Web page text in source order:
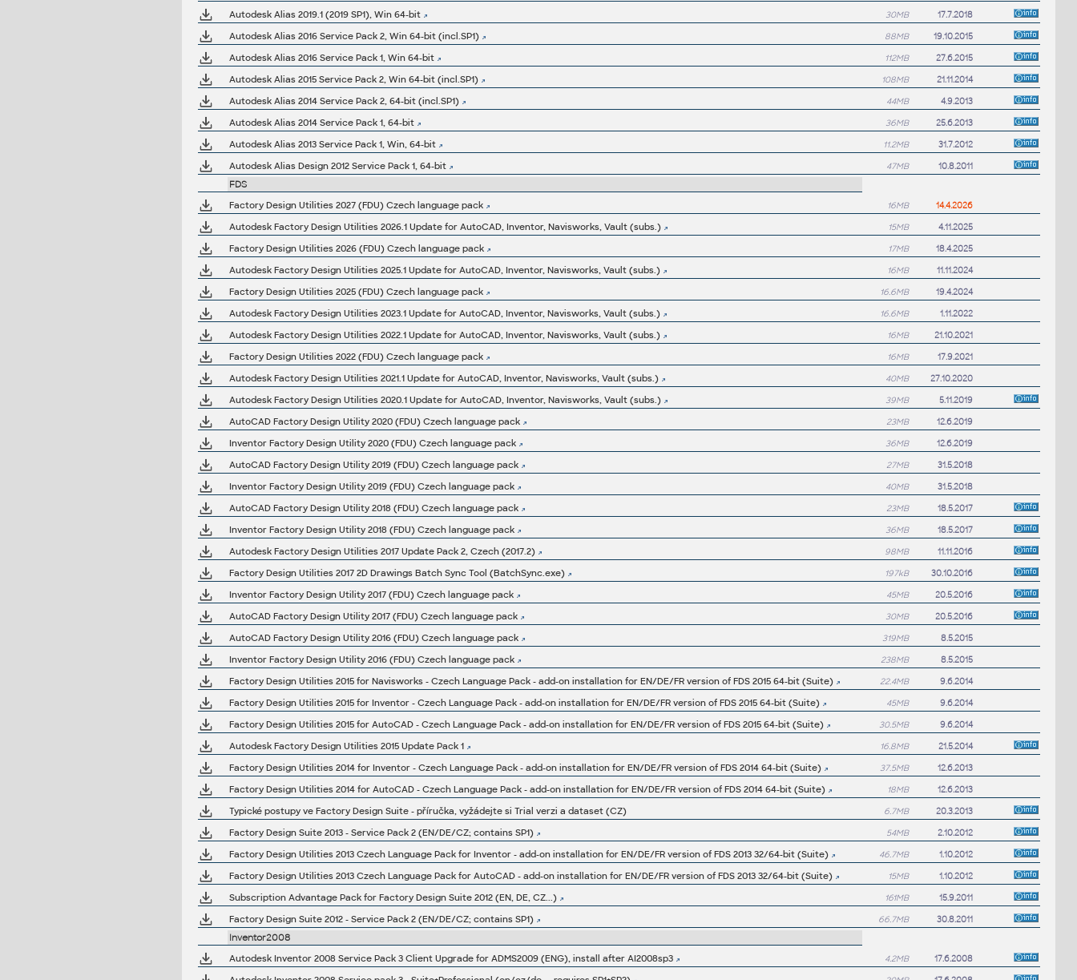
Autodesk Alias 2019.1 (2019 SP1), Win 64-bit 30MB 17.7.2018
Autodesk Alias 2016 Service Pack 2, Win 64-bit (incl.SP1) 88MB 19.10.2015
Autodesk Alias 2016 Service Pack 1, Win 64-bit 112MB 27.6.2015
Autodesk Alias 2015 Service Pack 2, Win 64-bit (incl.SP1) 108MB 21.11.2014
Autodesk Alias 2014 Service Pack 2, 64-bit (incl.SP1) 44MB 4.9.2013
Autodesk Alias 2014 Service Pack 1, 64-bit 36MB 25.6.2013
Autodesk Alias 2013 Service Pack 1, Win, 64-bit 11.2MB 31.7.2012
Autodesk Alias Design 2012 Service Pack 1, 64-bit 47MB 10.8.2011
FDS
Factory Design Utilities 2027 (FDU) Czech language pack
16MB 14.4.2026
Autodesk Factory Design Utilities 2026.1 Update for AutoCAD, Inventor, Navisworks, Vault (subs.) 15MB 4.11.2025
Factory Design Utilities 2026 (FDU) Czech language pack 17MB 18.4.2025
Autodesk Factory Design Utilities 2025.1 Update for AutoCAD, Inventor, Navisworks, Vault (subs.) 16MB 11.11.2024
Factory Design Utilities 2025 (FDU) Czech language pack 16.6MB 19.4.2024
Autodesk Factory Design Utilities 2023.1 Update for AutoCAD, Inventor, Navisworks, Vault (subs.) 16.6MB 1.11.2022
Autodesk Factory Design Utilities 2022.1 Update for AutoCAD, Inventor, Navisworks, Vault (subs.) 16MB 21.10.2021
Factory Design Utilities 2022 (FDU) Czech language pack 16MB 17.9.2021
Autodesk Factory Design Utilities 2021.1 Update for AutoCAD, Inventor, Navisworks, Vault (subs.) 40MB 27.10.2020
Autodesk Factory Design Utilities 2020.1 Update for AutoCAD, Inventor, Navisworks, Vault (subs.) 39MB 5.11.2019
AutoCAD Factory Design Utility 2020 (FDU) Czech language pack 23MB 12.6.2019
Inventor Factory Design Utility 2020 (FDU) Czech language pack 36MB 12.6.2019
AutoCAD Factory Design Utility 2019 (FDU) Czech language pack 27MB 31.5.2018
Inventor Factory Design Utility 2019 (FDU) Czech language pack 40MB 31.5.2018
AutoCAD Factory Design Utility 2018 (FDU) Czech language pack 23MB 18.5.2017
Inventor Factory Design Utility 2018 (FDU) Czech language pack 36MB 18.5.2017
Autodesk Factory Design Utilities 2017 Update Pack 2, Czech (2017.2) 98MB 11.11.2016
Factory Design Utilities 2017 2D Drawings Batch Sync Tool (BatchSync.exe) 197kB 30.10.2016
Inventor Factory Design Utility 2017 (FDU) Czech language pack 45MB 20.5.2016
AutoCAD Factory Design Utility 2017 (FDU) Czech language pack 30MB 20.5.2016
AutoCAD Factory Design Utility 2016 (FDU) Czech language pack 319MB 8.5.2015
Inventor Factory Design Utility 2016 (FDU) Czech language pack 238MB 8.5.2015
Factory Design Utilities 2015 for Navisworks - Czech Language Pack - add-on installation for EN/DE/FR version of FDS 2015 64-bit (Suite) 22.4MB 9.6.2014
Factory Design Utilities 2015 for Inventor - Czech Language Pack - add-on installation for EN/DE/FR version of FDS 2015 64-bit (Suite) 45MB 9.6.2014
Factory Design Utilities 2015 for AutoCAD - Czech Language Pack - add-on installation for EN/DE/FR version of FDS 2015 64-bit (Suite) 30.5MB 9.6.2014
Autodesk Factory Design Utilities 2015 Update Pack 1 16.8MB 21.5.2014
Factory Design Utilities 2014 for Inventor - Czech Language Pack - add-on installation for EN/DE/FR version of FDS 2014 64-bit (Suite) 37.5MB 12.6.2013
Factory Design Utilities 2014 for AutoCAD - Czech Language Pack - add-on installation for EN/DE/FR version of FDS 2014 64-bit (Suite) 18MB 12.6.2013
Typické postupy ve Factory Design Suite - příručka, vyžádejte si Trial verzi a dataset (CZ) 6.7MB 20.3.2013
Factory Design Suite 2013 - Service Pack 2 (EN/DE/CZ; contains SP1) 54MB 2.10.2012
Factory Design Utilities 2013 Czech Language Pack for Inventor - add-on installation for EN/DE/FR version of FDS 2013 32/64-bit (Suite) 46.7MB 1.10.2012
Factory Design Utilities 2013 Czech Language Pack for AutoCAD - add-on installation for EN/DE/FR version of FDS 2013 32/64-bit (Suite) 15MB 1.10.2012
Subscription Advantage Pack for Factory Design Suite 2012 (EN, DE, CZ...) 161MB 15.9.2011
Factory Design Suite 2012 - Service Pack 2 (EN/DE/CZ; contains SP1) 66.7MB 30.8.2011
Inventor2008
Autodesk Inventor 2008 Service Pack 3 Client Upgrade for ADMS2009 (ENG), install after AI2008sp3
4.2MB 17.6.2008